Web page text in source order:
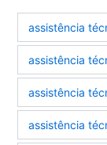
assistência
assistência
assistência
assistência